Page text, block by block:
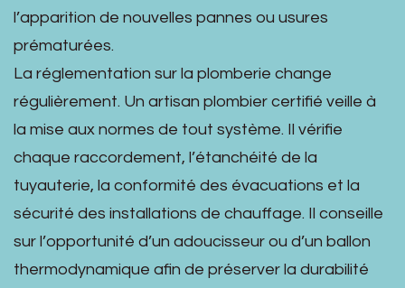
l’apparition de nouvelles pannes ou usures
prématurées.
La réglementation sur la plomberie change
régulièrement. Un artisan plombier certifié veille à
la mise aux normes de tout système. Il vérifie
chaque raccordement, l’étanchéité de la
tuyauterie, la conformité des évacuations et la
sécurité des installations de chauffage. Il conseille
sur l’opportunité d’un adoucisseur ou d’un ballon
thermodynamique afin de préserver la durabilité